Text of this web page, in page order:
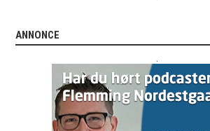
ANNONCE